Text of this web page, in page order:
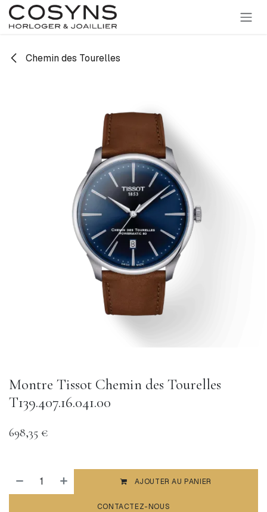
SE RENDRE AU CONTENU
Chemin des Tourelles
Montre Tissot Chemin des Tourelles
T139.407.16.041.00
698,35 €
AJOUTER AU PANIER
CONTACTEZ-NOUS